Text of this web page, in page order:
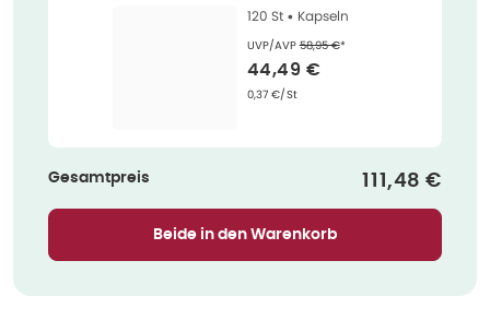
120 St • Kapseln
UVP/AVPEhemaliger Preis (U V P)
58,95 €*
Verkaufspreis
44,49 €
Grundpreis
0,37 €/St
Gesamtpreis 111,48 €
Beide in den Warenkorb